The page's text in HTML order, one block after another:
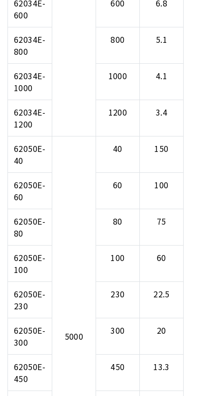
62034E-
600
600 6.8
62034E-
800
800 5.1
62034E-
1000
1000 4.1
62034E-
1200
1200 3.4
62050E-
40
5000
40 150
62050E-
60
60 100
62050E-
80
80 75
62050E-
100
100 60
62050E-
230
230 22.5
62050E-
300
300 20
62050E-
450
450 13.3